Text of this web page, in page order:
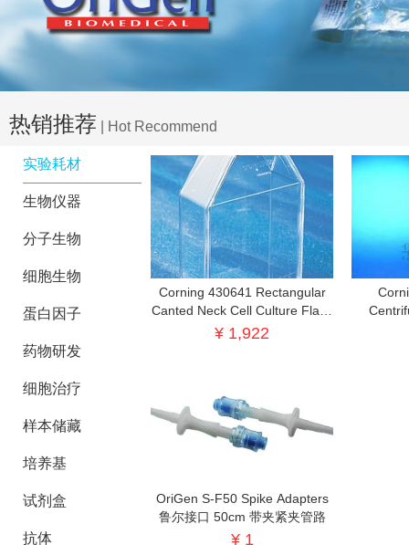
磁珠
离心机
胰酶
离心管
聚合酶
牛血清
细胞滤网
采血管
试剂盒
样品转移
蛋白纯化试剂盒
蛋白定量试剂盒
去污剂
蛋白酶类
热销推荐 | Hot Recommend
实验耗材
生物仪器
分子生物
细胞生物
蛋白因子
药物研发
细胞治疗
样本储藏
培养基
试剂盒
抗体
Corning 430641 Rectangular
Canted Neck Cell Culture Flask
直角斜颈细胞培养瓶
¥ 1,922
OriGen S-F50 Spike Adapters
鲁尔接口 50cm 带夹紧夹管路
¥ 1